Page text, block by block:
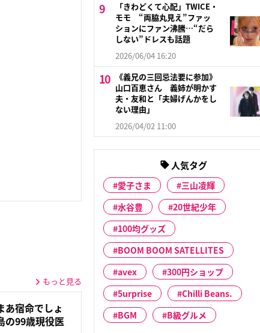
もっと見る
あ宿命でしょ
の99歳現役医
「きわどくて心配」TWICE・
モモ “両脇丸見え”ファッ
ションにファン沸騰…“だら
しない”ドレスも話題
2026/06/04 16:20
《義兄の三回忌法要に参加》
山口百恵さん 義姉が明かす
夫・友和と「夫婦げんかをし
ない理由」
2026/04/02 11:00
人気タグ
愛子さま
三山凌輝
水谷豊
20世紀少年
100均グッズ
BOOM BOOM SATELLITES
avex
300円ショップ
5urprise
Chilli Beans.
BGM
B級グルメ